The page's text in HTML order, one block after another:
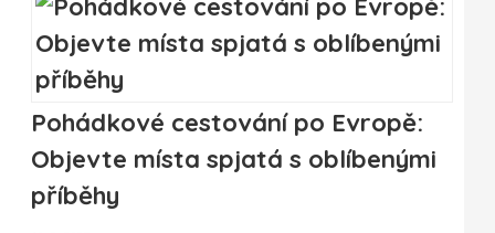
Pohádkové cestování po Evropě:
Objevte místa spjatá s oblíbenými
příběhy